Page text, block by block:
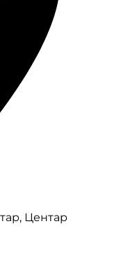
Центар